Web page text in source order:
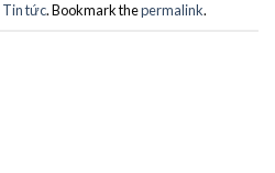
Tin tức. Bookmark thepermalink.